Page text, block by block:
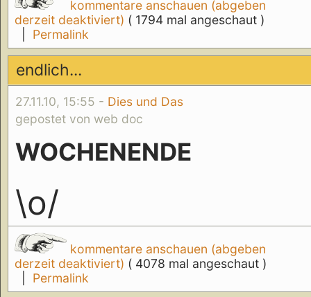
kommentare anschauen (abgeben
derzeit deaktiviert) ( 1794 mal angeschaut )
Permalink
endlich...
27.11.10, 15:55 - Dies und Das
gepostet von web doc
WOCHENENDE
\o/
kommentare anschauen (abgeben
derzeit deaktiviert) ( 4078 mal angeschaut )
Permalink